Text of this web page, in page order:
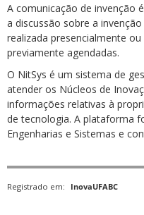
A comunicação de invenção
a discussão sobre a
realizada presencialmente
previamente agendadas.
O NitSys é um sistema de
atender os Núcleos de
informações relativas à
de tecnologia. A plataforma
Engenharias e Sistemas e
Registrado em: InovaUFABC